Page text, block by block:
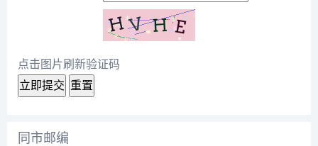
点击图片刷新验证码
立即提交 重置
同市邮编